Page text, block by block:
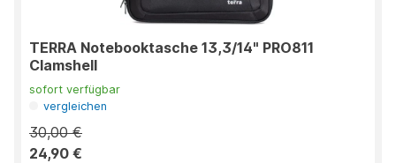
TERRA Notebooktasche 13,3/14" PRO811
Clamshell
sofort verfügbar
vergleichen
30,00 €
24,90 €